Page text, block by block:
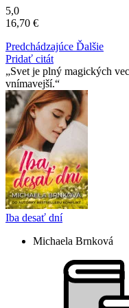
5,0
16,70 €
Predchádzajúce Ďalšie
Pridať citát
Svet je plný magických
vnímavejší.
Iba desať dní
Michaela Brnková